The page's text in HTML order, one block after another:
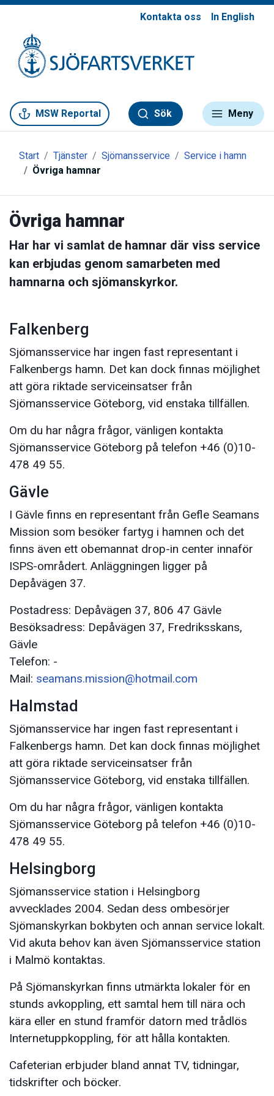
Kontakta oss In English
MSW Reportal Sök Meny
Start Tjänster Sjömansservice
Service i hamn
Övriga hamnar
Övriga hamnar
Har har vi samlat de hamnar där viss service
kan erbjudas genom samarbeten med
hamnarna och sjömanskyrkor.
Falkenberg
Sjömansservice har ingen fast representant i
Falkenbergs hamn. Det kan dock finnas möjlighet
att göra riktade serviceinsatser från
Sjömansservice Göteborg, vid enstaka tillfällen.
Om du har några frågor, vänligen kontakta
Sjömansservice Göteborg på telefon +46 (0)10-
478 49 55.
Gävle
I Gävle finns en representant från Gefle Seamans
Mission som besöker fartyg i hamnen och det
finns även ett obemannat drop-in center innaför
ISPS-områdert. Anläggningen ligger på
Depåvägen 37.
Postadress: Depåvägen 37, 806 47 Gävle
Besöksadress: Depåvägen 37, Fredriksskans,
Gävle
Telefon: -
Mail: seamans.mission@hotmail.com
Halmstad
Sjömansservice har ingen fast representant i
Falkenbergs hamn. Det kan dock finnas möjlighet
att göra riktade serviceinsatser från
Sjömansservice Göteborg, vid enstaka tillfällen.
Om du har några frågor, vänligen kontakta
Sjömansservice Göteborg på telefon +46 (0)10-
478 49 55.
Helsingborg
Sjömansservice station i Helsingborg
avvecklades 2004. Sedan dess ombesörjer
Sjömanskyrkan bokbyten och annan service lokalt.
Vid akuta behov kan även Sjömansservice station
i Malmö kontaktas.
På Sjömanskyrkan finns utmärkta lokaler för en
stunds avkoppling, ett samtal hem till nära och
kära eller en stund framför datorn med trådlös
Internetuppkoppling, för att hålla kontakten.
Cafeterian erbjuder bland annat TV, tidningar,
tidskrifter och böcker.